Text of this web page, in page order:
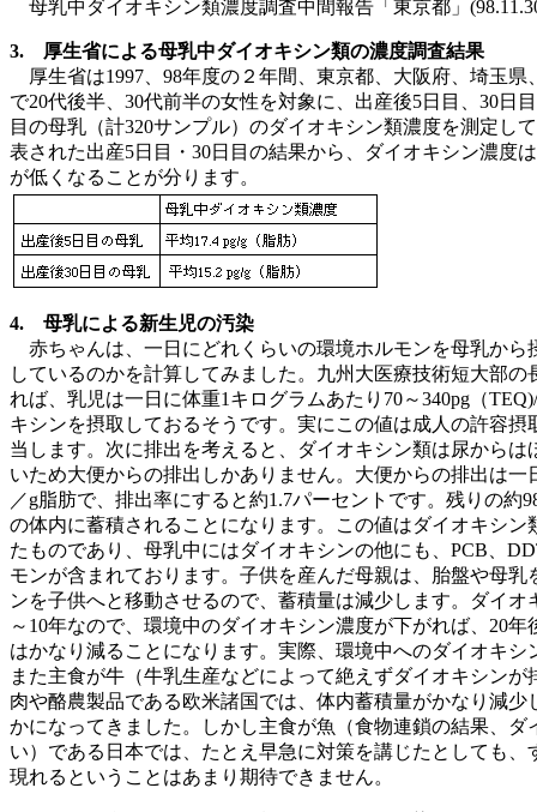
母乳中ダイオキシン類濃度調査中間報告「東京都」
3. 厚生省による母乳中ダイオキシン類の濃度調査結果
厚生省は1997、98年度の２年間、東京都、大阪府、埼玉県
で20代後半、30代前半の女性を対象に、出産後5日目、30日
目の母乳（計320サンプル）のダイオキシン類濃度を測定し
表された出産5日目・30日目の結果から、ダイオキシン濃度
が低くなることが分ります。
4. 母乳による新生児の汚染
赤ちゃんは、一日にどれくらいの環境ホルモンを母乳から
しているのかを計算してみました。九州大医療技術短大部の
れば、乳児は一日に体重1キログラムあたり70～340pg（
キシンを摂取しておるそうです。実にこの値は成人の許容摂
当します。次に排出を考えると、ダイオキシン類は尿からは
いため大便からの排出しかありません。大便からの排出は一
／g脂肪で、排出率にすると約1.7パーセントです。残りの約
の体内に蓄積されることになります。この値はダイオキシン
たものであり、母乳中にはダイオキシンの他にも、PCB、
モンが含まれております。子供を産んだ母親は、胎盤や母乳
ンを子供へと移動させるので、蓄積量は減少します。ダイオ
～10年なので、環境中のダイオキシン濃度が下がれば、20年
はかなり減ることになります。実際、環境中へのダイオキシ
また主食が牛（牛乳生産などによって絶えずダイオキシンが
肉や酪農製品である欧米諸国では、体内蓄積量がかなり減少
かになってきました。しかし主食が魚（食物連鎖の結果、ダ
い）である日本では、たとえ早急に対策を講じたとしても、
現れるということはあまり期待できません。